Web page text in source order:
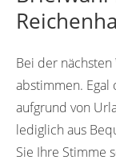
Bei der
abstimmen.
aufgrund von
lediglich aus
Sie Ihre Stimme